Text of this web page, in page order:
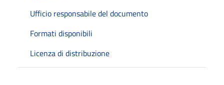
Ufficio responsabile del documento
Formati disponibili
Licenza di distribuzione